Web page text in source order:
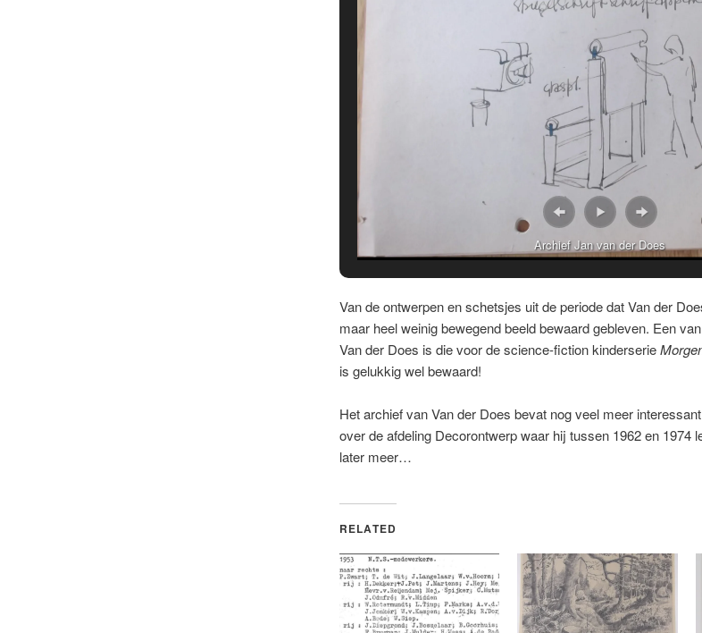
Archief Jan van der Does
Van de ontwerpen en schetsjes uit de periode dat Van der
maar heel weinig bewegend beeld bewaard gebleven. Een
Van der Does is die voor de science-fiction kinderserie
is gelukkig wel bewaard!
Het archief van Van der Does bevat nog veel meer
over de afdeling Decorontwerp waar hij tussen 1962 en 1974
later meer…
RELATED